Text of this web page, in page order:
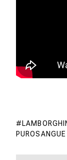
PUROSANGUE